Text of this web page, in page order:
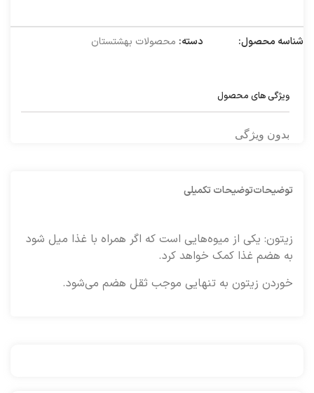
شناسه محصول: دسته: محصولات بهشتستان
ویژگی های محصول
بدون ویژگی
توضیحاتتوضیحات تکمیلی
زیتون: یکی از میوه‌هایی است که اگر همراه با غذا میل شود
به هضم غذا کمک خواهد کرد.
خوردن زیتون به تنهایی موجب ثقل هضم می‌شود.